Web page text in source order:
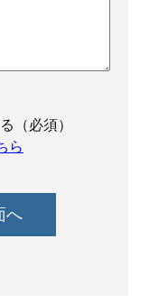
（必須）
ら